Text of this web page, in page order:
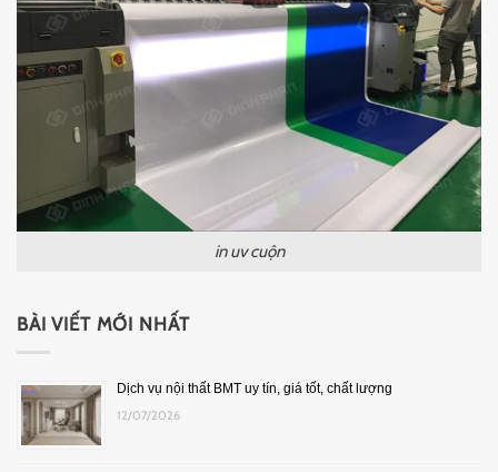
in uv cuộn
BÀI VIẾT MỚI NHẤT
Dịch vụ nội thất BMT uy tín, giá tốt, chất lượng
12/07/2026